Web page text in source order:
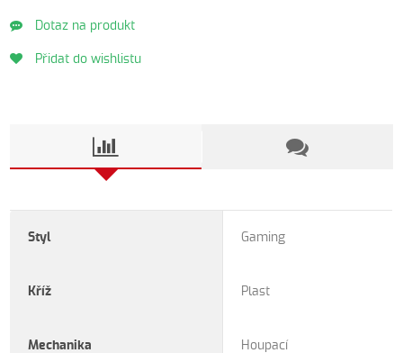
Dotaz na produkt
Přidat do wishlistu
Styl Gaming
Kříž Plast
Mechanika Houpací